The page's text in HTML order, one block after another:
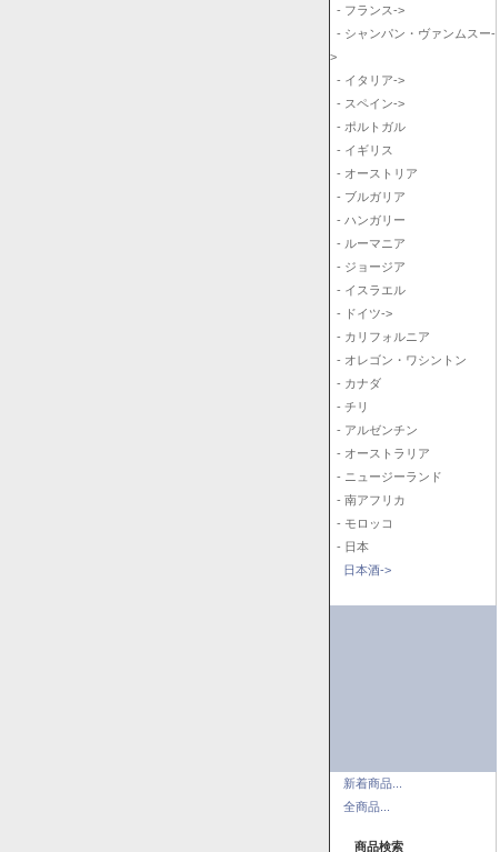
- フランス->
- シャンパン・ヴァンムスー-
>
- イタリア->
- スペイン->
- ポルトガル
- イギリス
- オーストリア
- ブルガリア
- ハンガリー
- ルーマニア
- ジョージア
- イスラエル
- ドイツ->
- カリフォルニア
- オレゴン・ワシントン
- カナダ
- チリ
- アルゼンチン
- オーストラリア
- ニュージーランド
- 南アフリカ
- モロッコ
- 日本
日本酒->
新着商品...
全商品...
商品検索